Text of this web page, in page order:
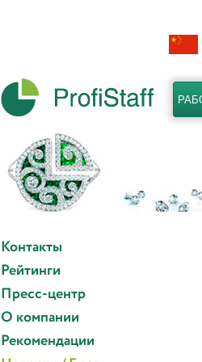
Контакты
Рейтинги
Пресс-центр
О компании
Рекомендации